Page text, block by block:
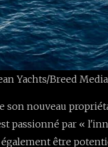
Yachts/Breed Media
son nouveau
passionné par «
être